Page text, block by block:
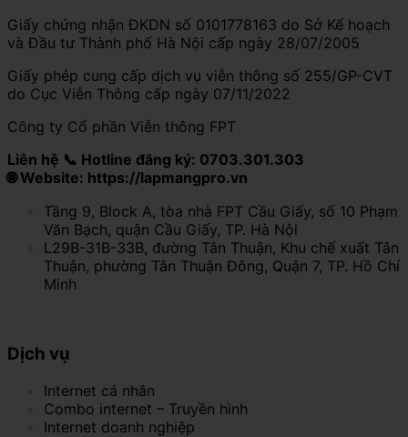
Giấy chứng nhận ĐKDN số 0101778163 do Sở Kế hoạch
và Đầu tư Thành phố Hà Nội cấp ngày 28/07/2005
Giấy phép cung cấp dịch vụ viễn thông số 255/GP-CVT
do Cục Viễn Thông cấp ngày 07/11/2022
Công ty Cổ phần Viễn thông FPT
Liên hệ 📞 Hotline đăng ký: 0703.301.303
🌐 Website: https://lapmangpro.vn
Tầng 9, Block A, tòa nhà FPT Cầu Giấy, số 10 Phạm
Văn Bạch, quận Cầu Giấy, TP. Hà Nội
L29B-31B-33B, đường Tân Thuận, Khu chế xuất Tân
Thuận, phường Tân Thuận Đông, Quận 7, TP. Hồ Chí
Minh
Dịch vụ
Internet cá nhân
Combo internet – Truyền hình
Internet doanh nghiệp